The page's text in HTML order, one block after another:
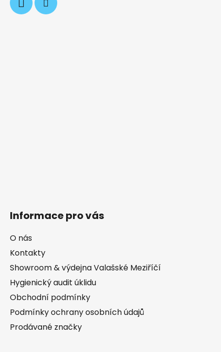
Informace pro vás
O nás
Kontakty
Showroom & výdejna Valašské Meziříčí
Hygienický audit úklidu
Obchodní podmínky
Podmínky ochrany osobních údajů
Prodávané značky